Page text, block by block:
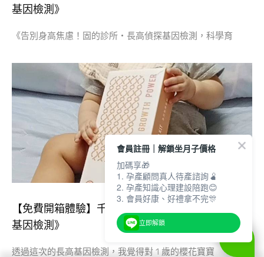
基因檢測》
《告別身高焦慮！固的診所・長高偵探基因檢測，科學育
【免費開箱體驗】千淯媽咪▸《固的診所｜長高偵探
基因檢測》
透過這次的長高基因檢測，我覺得對 1 歲的櫻花寶寶
會員註冊｜解鎖坐月子價格
加碼享🎁
1. 孕產顧問真人待產諮詢🫄
2. 孕產知識心理建設陪跑😊
3. 會員好康、好禮拿不完🎊
立即解鎖